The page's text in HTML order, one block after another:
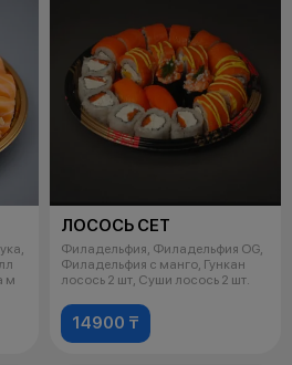
м
ЛОСОСЬ СЕТ
Филадельфия, Филадельфия OG,
Филадельфия с манго, Гункан
лосось 2 шт, Суши лосось 2 шт.
14900 ₸